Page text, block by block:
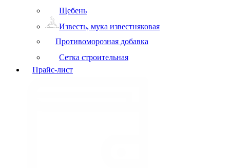
Щебень
Известь, мука известняковая
Противоморозная добавка
Сетка строительная
Прайс-лист